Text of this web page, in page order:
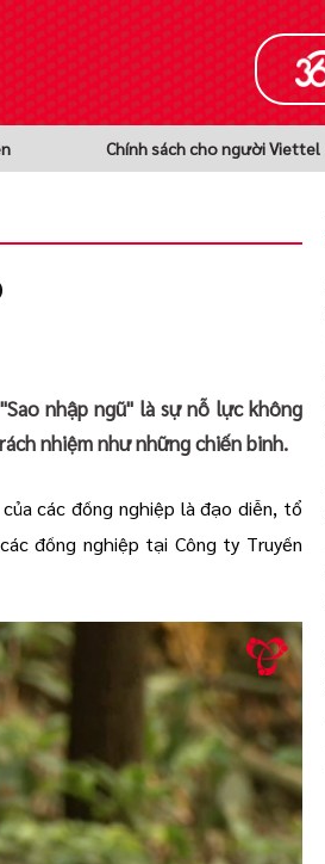
Chính sách cho người Viettel
nhập ngũ" là sự nỗ lực không
nhiệm như những chiến binh.
các đồng nghiệp là đạo diễn, tổ
đồng nghiệp tại Công ty Truyền